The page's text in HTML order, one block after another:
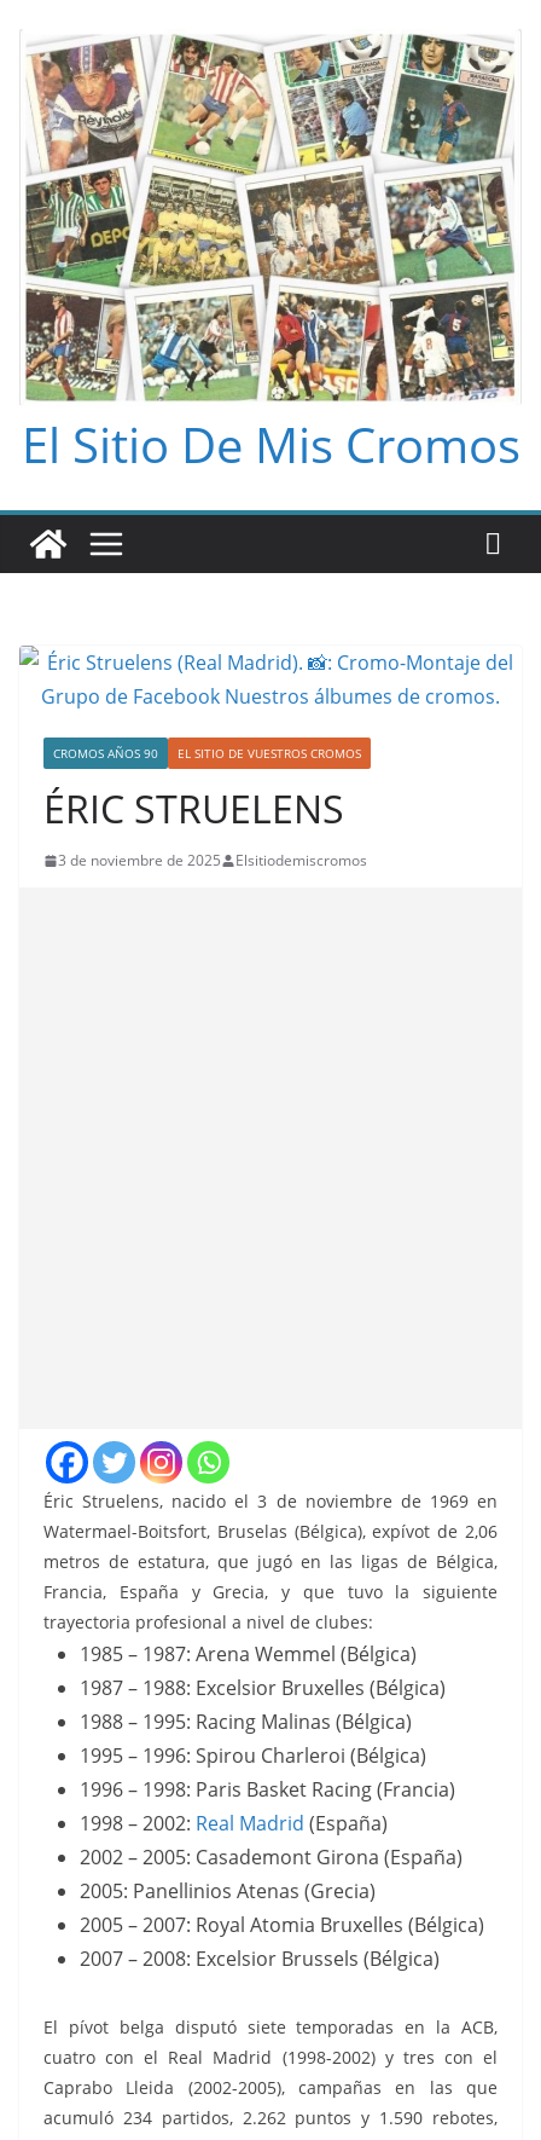
contenido
El Sitio De Mis Cromos
CROMOS AÑOS 90 EL SITIO DE VUESTROS CROMOS
ÉRIC STRUELENS
3 de noviembre de 2025 Elsitiodemiscromos
Éric Struelens, nacido el 3 de noviembre de 1969 en
Watermael-Boitsfort, Bruselas (Bélgica), expívot de 2,06
metros de estatura, que jugó en las ligas de Bélgica,
Francia, España y Grecia, y que tuvo la siguiente
trayectoria profesional a nivel de clubes:
1985 – 1987: Arena Wemmel (Bélgica)
1987 – 1988: Excelsior Bruxelles (Bélgica)
1988 – 1995: Racing Malinas (Bélgica)
1995 – 1996: Spirou Charleroi (Bélgica)
1996 – 1998: Paris Basket Racing (Francia)
1998 – 2002: Real Madrid (España)
2002 – 2005: Casademont Girona (España)
2005: Panellinios Atenas (Grecia)
2005 – 2007: Royal Atomia Bruxelles (Bélgica)
2007 – 2008: Excelsior Brussels (Bélgica)
El pívot belga disputó siete temporadas en la ACB,
cuatro con el Real Madrid (1998-2002) y tres con el
Caprabo Lleida (2002-2005), campañas en las que
acumuló 234 partidos, 2.262 puntos y 1.590 rebotes,